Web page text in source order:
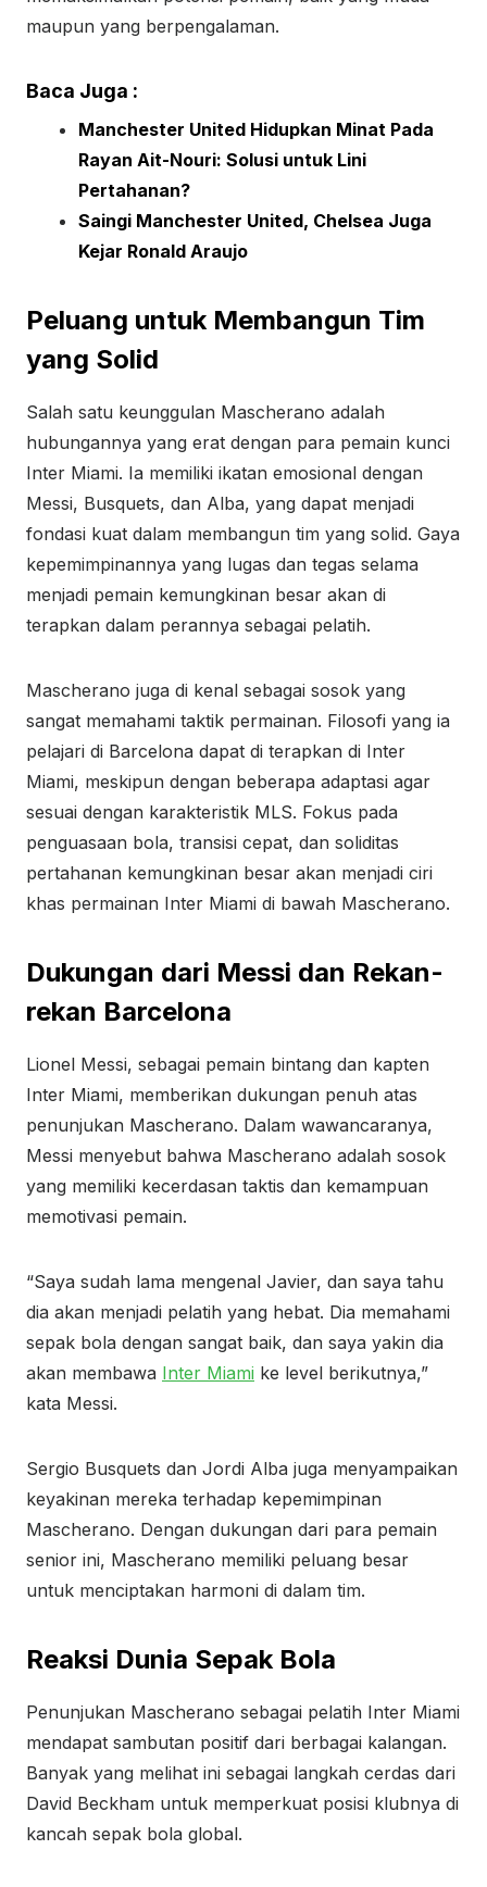
maupun yang berpengalaman.
Baca Juga :
Manchester United Hidupkan Minat Pada
Rayan Ait-Nouri: Solusi untuk Lini
Pertahanan?
Saingi Manchester United, Chelsea Juga
Kejar Ronald Araujo
Peluang untuk Membangun Tim
yang Solid
Salah satu keunggulan Mascherano adalah
hubungannya yang erat dengan para pemain kunci
Inter Miami. Ia memiliki ikatan emosional dengan
Messi, Busquets, dan Alba, yang dapat menjadi
fondasi kuat dalam membangun tim yang solid. Gaya
kepemimpinannya yang lugas dan tegas selama
menjadi pemain kemungkinan besar akan di
terapkan dalam perannya sebagai pelatih.
Mascherano juga di kenal sebagai sosok yang
sangat memahami taktik permainan. Filosofi yang ia
pelajari di Barcelona dapat di terapkan di Inter
Miami, meskipun dengan beberapa adaptasi agar
sesuai dengan karakteristik MLS. Fokus pada
penguasaan bola, transisi cepat, dan soliditas
pertahanan kemungkinan besar akan menjadi ciri
khas permainan Inter Miami di bawah Mascherano.
Dukungan dari Messi dan Rekan-
rekan Barcelona
Lionel Messi, sebagai pemain bintang dan kapten
Inter Miami, memberikan dukungan penuh atas
penunjukan Mascherano. Dalam wawancaranya,
Messi menyebut bahwa Mascherano adalah sosok
yang memiliki kecerdasan taktis dan kemampuan
memotivasi pemain.
“Saya sudah lama mengenal Javier, dan saya tahu
dia akan menjadi pelatih yang hebat. Dia memahami
sepak bola dengan sangat baik, dan saya yakin dia
akan membawa Inter Miami ke level berikutnya,”
kata Messi.
Sergio Busquets dan Jordi Alba juga menyampaikan
keyakinan mereka terhadap kepemimpinan
Mascherano. Dengan dukungan dari para pemain
senior ini, Mascherano memiliki peluang besar
untuk menciptakan harmoni di dalam tim.
Reaksi Dunia Sepak Bola
Penunjukan Mascherano sebagai pelatih Inter Miami
mendapat sambutan positif dari berbagai kalangan.
Banyak yang melihat ini sebagai langkah cerdas dari
David Beckham untuk memperkuat posisi klubnya di
kancah sepak bola global.